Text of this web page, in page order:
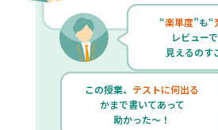
“楽単度”も“
レビュー
見えるのす
この授業、 テストに何出る
かまで書いてあって
助かった～！